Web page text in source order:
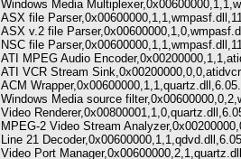
Windows Media
ASX file
ASX v.2 file
NSC file
ATI MPEG Audio
ATI VCR Stream
ACM
Windows Media source
Video
MPEG-2 Video Stream
Line 21
Video Port